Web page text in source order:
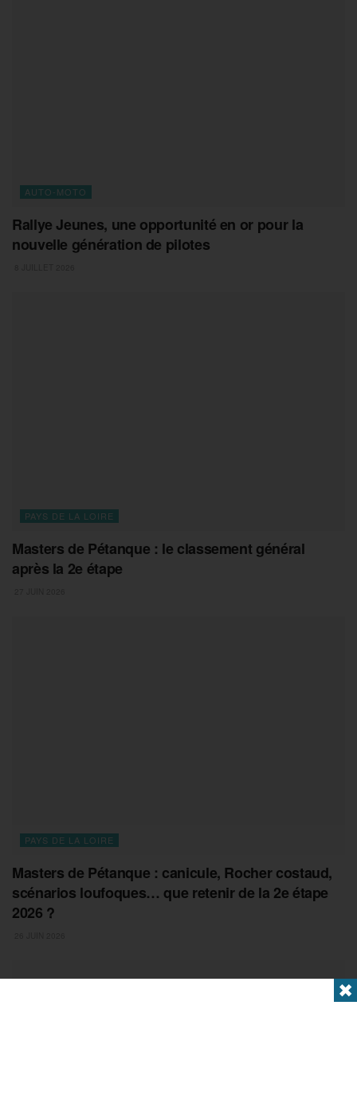
AUTO-MOTO
Rallye Jeunes, une opportunité en or pour la
nouvelle génération de pilotes
PAYS DE LA LOIRE
Masters de Pétanque : le classement général
après la 2e étape
PAYS DE LA LOIRE
Masters de Pétanque : canicule, Rocher costaud,
scénarios loufoques… que retenir de la 2e étape
2026 ?
✖